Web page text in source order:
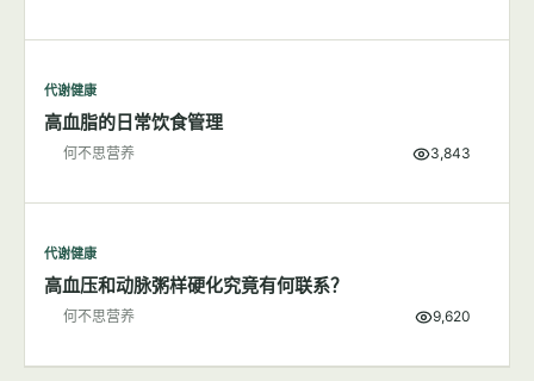
代谢健康
高血脂的日常饮食管理
何不思营养 3,843
代谢健康
高血压和动脉粥样硬化究竟有何联系？
何不思营养 9,620